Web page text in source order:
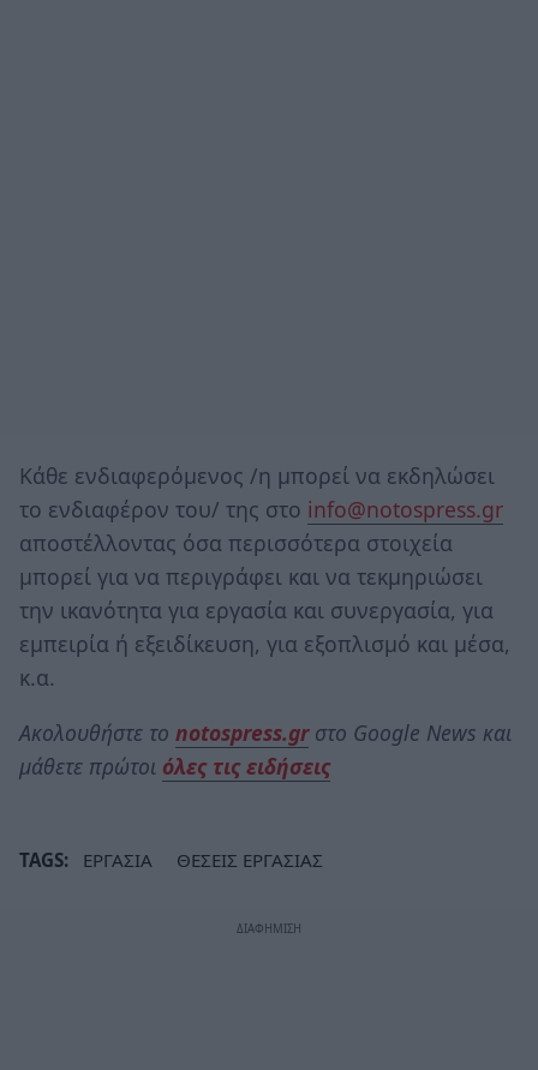
Κάθε ενδιαφερόμενος /η μπορεί να εκδηλώσει
το ενδιαφέρον του/ της στο info@notospress.gr
αποστέλλοντας όσα περισσότερα στοιχεία
μπορεί για να περιγράφει και να τεκμηριώσει
την ικανότητα για εργασία και συνεργασία, για
εμπειρία ή εξειδίκευση, για εξοπλισμό και μέσα,
κ.α.
Ακολουθήστε το notospress.grστο Google News και
μάθετε πρώτοι όλες τις ειδήσεις
TAGS: ΕΡΓΑΣΙΑ ΘΕΣΕΙΣ ΕΡΓΑΣΙΑΣ